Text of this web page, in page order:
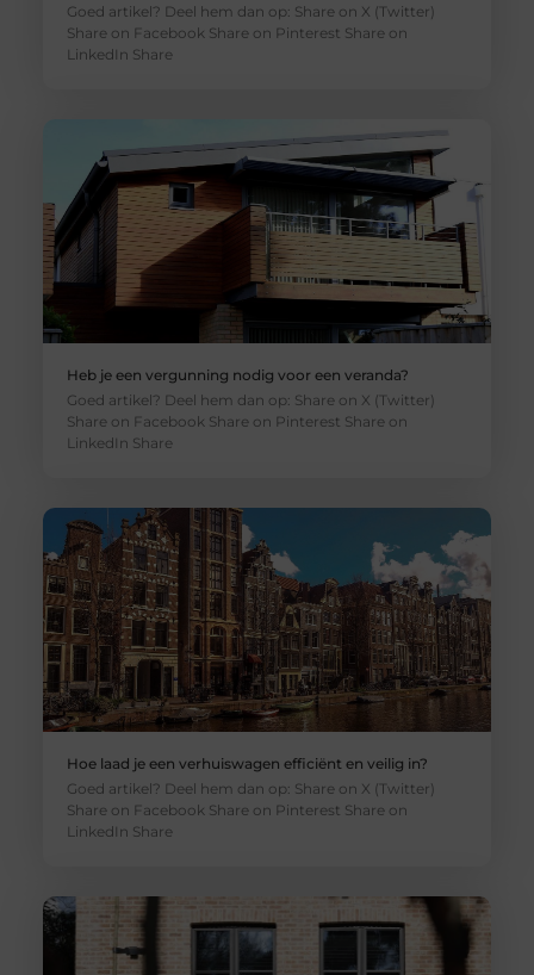
Goed artikel? Deel hem dan op: Share on X (Twitter)
Share on Facebook Share on Pinterest Share on
LinkedIn Share
Heb je een vergunning nodig voor een veranda?
Goed artikel? Deel hem dan op: Share on X (Twitter)
Share on Facebook Share on Pinterest Share on
LinkedIn Share
Hoe laad je een verhuiswagen efficiënt en veilig in?
Goed artikel? Deel hem dan op: Share on X (Twitter)
Share on Facebook Share on Pinterest Share on
LinkedIn Share